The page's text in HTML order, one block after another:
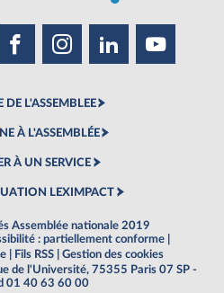
DE L'ASSEMBLEE
À L'ASSEMBLÉE
À UN SERVICE
LEXIMPACT
Assemblée nationale 2019
: partiellement conforme
Fils RSS
Gestion des cookies
de l'Université, 75355 Paris 07 SP -
01 40 63 60 00